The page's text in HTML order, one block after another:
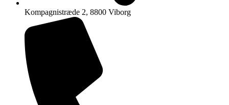
Kompagnistræde 2, 8800 Viborg